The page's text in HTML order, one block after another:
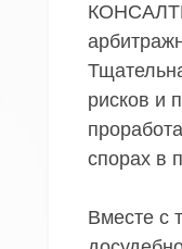
рисков и
спорах в
Вместе с